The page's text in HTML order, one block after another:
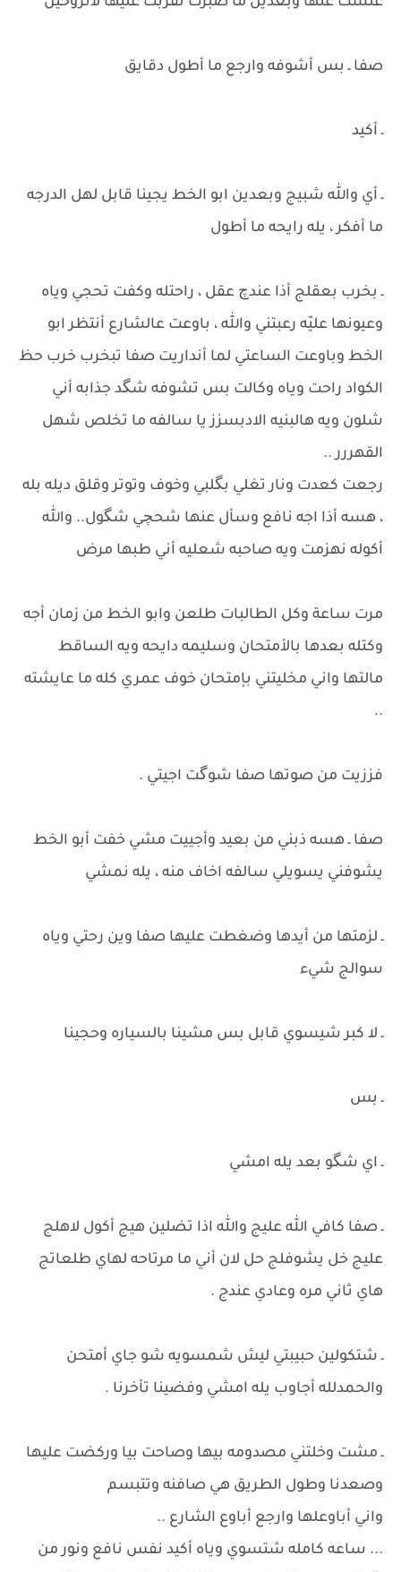
صفا ـ بس أشوفه وارجع ما أطول دقايق
ـ أكيد
ـ أي والله شبيج وبعدين ابو الخط يجينا قابل لهل الدرجه
ما أفكر ، يله رايحه ما أطول
ـ بخرب بعقلج أذا عندچ عقل ، راحتله وكفت تحجي وياه
وعيونها عليّه رعبتني والله ، باوعت عالشارع أنتظر ابو
الخط وباوعت الساعتي لما أنداريت صفا تبخرب خرب حظ
الكواد راحت وياه وكالت بس تشوفه شگد جذابه أني
شلون ويه هالبنيه الادبسزز يا سالفه ما تخلص شهل
القهررر ..
رجعت كعدت ونار تغلي بگلبي وخوف وتوتر وقلق ديله بله
، هسه أذا اجه نافع وسأل عنها شحچي شگول.. والله
أكوله نهزمت ويه صاحبه شعليه أني طبها مرض
مرت ساعة وكل الطالبات طلعن وابو الخط من زمان أجه
وكتله بعدها بالأمتحان وسليمه دايحه ويه الساقط
مالتها واني مخليتني بإمتحان خوف عمري كله ما عايشته
..
فززيت من صوتها صفا شوگت اجيتي .
صفا ـ هسه ذبني من بعيد وأجييت مشي خفت أبو الخط
يشوفني يسويلي سالفه اخاف منه ، يله نمشي
ـ لزمتها من أيدها وضغطت عليها صفا وين رحتي وياه
سوالج شيء
ـ لا كبر شيسوي قابل بس مشينا بالسياره وحجينا
ـ بس
ـ اي شگو بعد يله امشي
ـ صفا كافي الله عليج والله اذا تضلين هيج أكول لاهلج
عليج خل يشوفلج حل لان أني ما مرتاحه لهاي طلعاتج
هاي ثاني مره وعادي عندج .
ـ شتكولين حبيبتي ليش شمسويه شو جاي أمتحن
والحمدلله أجاوب يله امشي وفضينا تأخرنا .
ـ مشت وخلتني مصدومه بيها وصاحت بيا وركضت عليها
وصعدنا وطول الطريق هي صافنه وتتبسم
واني أباوعلها وارجع أباوع الشارع ..
... ساعه كامله شتسوي وياه أكيد نفس نافع ونور من